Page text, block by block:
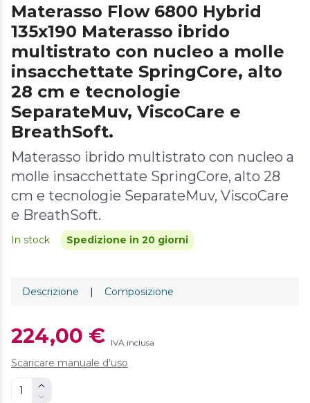
Materasso Flow 6800 Hybrid
135x190 Materasso ibrido
multistrato con nucleo a molle
insacchettate SpringCore, alto
28 cm e tecnologie
SeparateMuv, ViscoCare e
BreathSoft.
Materasso ibrido multistrato con nucleo a
molle insacchettate SpringCore, alto 28
cm e tecnologie SeparateMuv, ViscoCare
e BreathSoft.
In stock Spedizione in 20 giorni
Descrizione | Composizione
224,00 € IVA inclusa
Scaricare manuale d'uso